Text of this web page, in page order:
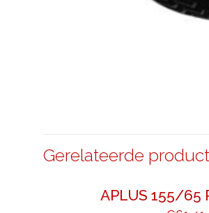
Gerelateerde
APLUS 155/65